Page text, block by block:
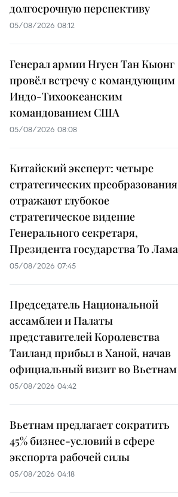
долгосрочную перспективу
05/08/2026 08:12
Генерал армии Нгуен Тан Кыонг
провёл встречу с командующим
Индо-Тихоокеанским
командованием США
05/08/2026 08:08
Китайский эксперт: четыре
стратегических преобразования
отражают глубокое
стратегическое видение
Генерального секретаря,
Президента государства То Лама
05/08/2026 07:45
Председатель Национальной
ассамблеи и Палаты
представителей Королевства
Таиланд прибыл в Ханой, начав
официальный визит во Вьетнам
05/08/2026 04:42
Вьетнам предлагает сократить
45% бизнес-условий в сфере
экспорта рабочей силы
05/08/2026 04:18